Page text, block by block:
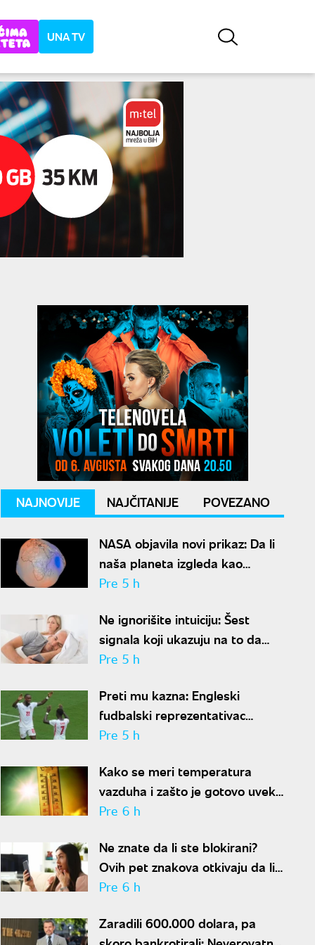
UNA TV
NAJNOVIJE NAJČITANIJE POVEZANO
NASA objavila novi prikaz: Da li
naša planeta izgleda kao
krompir ili kao plavi kliker?
Pre 5 h
Ne ignorišite intuiciju: Šest
signala koji ukazuju na to da
partner krije aferu
Pre 5 h
Preti mu kazna: Engleski
fudbalski reprezentativac
optužen za napad u noćnom
Pre 5 h
Kako se meri temperatura
vazduha i zašto je gotovo uvek
niža od one koju pokazuju naši
Pre 6 h
Ne znate da li ste blokirani?
Ovih pet znakova otkivaju da li
se nalazite na nečijoj "crnoj listi"
Pre 6 h
Zaradili 600.000 dolara, pa